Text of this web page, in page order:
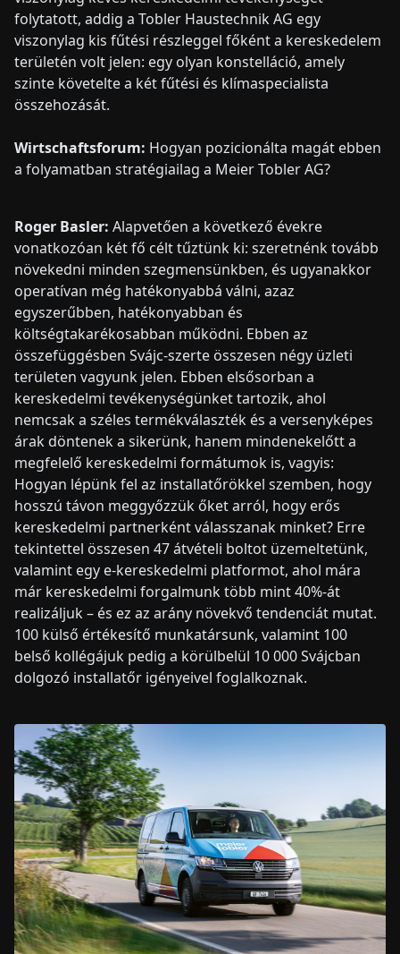
folytatott, addig a Tobler Haustechnik AG egy
viszonylag kis fűtési részleggel főként a kereskedelem
területén volt jelen: egy olyan konstelláció, amely
szinte követelte a két fűtési és klímaspecialista
összehozását.
Wirtschaftsforum: Hogyan pozicionálta magát ebben
a folyamatban stratégiailag a Meier Tobler AG?
Roger Basler: Alapvetően a következő évekre
vonatkozóan két fő célt tűztünk ki: szeretnénk tovább
növekedni minden szegmensünkben, és ugyanakkor
operatívan még hatékonyabbá válni, azaz
egyszerűbben, hatékonyabban és
költségtakarékosabban működni. Ebben az
összefüggésben Svájc-szerte összesen négy üzleti
területen vagyunk jelen. Ebben elsősorban a
kereskedelmi tevékenységünket tartozik, ahol
nemcsak a széles termékválaszték és a versenyképes
árak döntenek a sikerünk, hanem mindenekelőtt a
megfelelő kereskedelmi formátumok is, vagyis:
Hogyan lépünk fel az installatőrökkel szemben, hogy
hosszú távon meggyőzzük őket arról, hogy erős
kereskedelmi partnerként válasszanak minket? Erre
tekintettel összesen 47 átvételi boltot üzemeltetünk,
valamint egy e-kereskedelmi platformot, ahol mára
már kereskedelmi forgalmunk több mint 40%-át
realizáljuk – és ez az arány növekvő tendenciát mutat.
100 külső értékesítő munkatársunk, valamint 100
belső kollégájuk pedig a körülbelül 10 000 Svájcban
dolgozó installatőr igényeivel foglalkoznak.